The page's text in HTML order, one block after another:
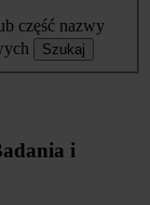
część nazwy
Szukaj
i